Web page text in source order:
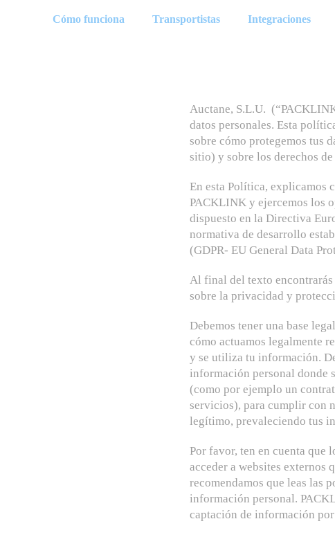
Cómo funciona Transportistas Integraciones
Auctane, S.L.U.
datos personales. Esta
sobre cómo protegemos tus
sitio) y sobre los derechos
En esta Política, explicamos
PACKLINK y ejercemos los
dispuesto en la Directiva
normativa de desarrollo
(GDPR- EU General Data
Al final del texto encontrarás
sobre la privacidad y
Debemos tener una base
cómo actuamos legalmente
y se utiliza tu información.
información personal donde
(como por ejemplo un
servicios), para cumplir con
legítimo, prevaleciendo tus
Por favor, ten en cuenta que
acceder a websites externos
recomendamos que leas las
información personal.
captación de información